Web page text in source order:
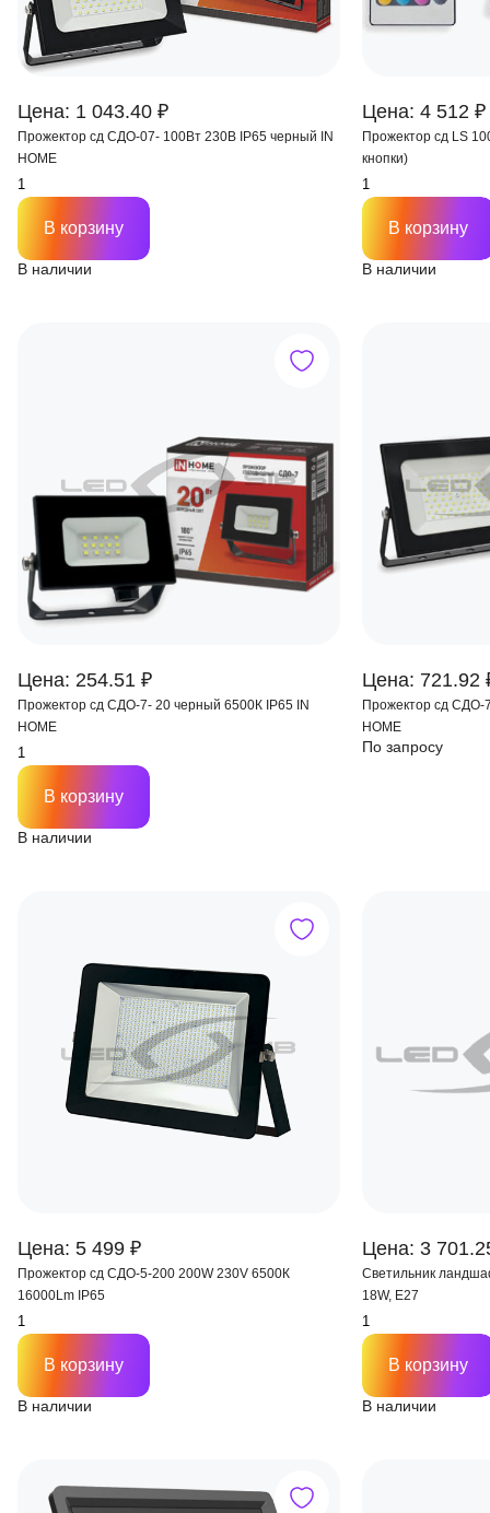
Цена: 1 043.40 ₽
Прожектор сд СДО-07- 100Вт 230В IP65 черный IN
HOME
В наличии
В корзину
Цена: 4 512 ₽
Прожектор сд LS
кнопки)
В наличии
В корзину
Цена: 254.51 ₽
Прожектор сд СДО-7- 20 черный 6500К IP65 IN
HOME
В наличии
В корзину
Цена: 721.92
Прожектор сд СДО-
HOME
По запросу
Цена: 5 499 ₽
Прожектор сд СДО-5-200 200W 230V 6500К
16000Lm IP65
В наличии
В корзину
Цена: 3
Светильник
18W, E27
В наличии
В корзину